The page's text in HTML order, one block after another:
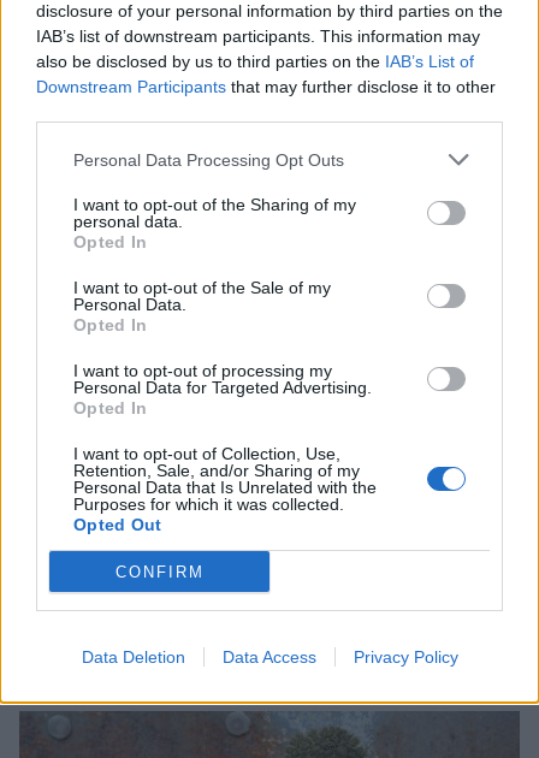
disclosure of your personal information by third parties on the
IAB’s list of downstream participants. This information may
also be disclosed by us to third parties on the IAB’s List of
Downstream Participants that may further disclose it to other
Personal Data Processing Opt Outs
I want to opt-out of the Sharing of my
personal data.
Opted In
I want to opt-out of the Sale of my
Personal Data.
Opted In
I want to opt-out of processing my
Personal Data for Targeted Advertising.
Opted In
I want to opt-out of Collection, Use,
Retention, Sale, and/or Sharing of my
Personal Data that Is Unrelated with the
Purposes for which it was collected.
Opted Out
CONFIRM
Data Deletion Data Access Privacy Policy
Σχετικά Άρθρα
Λακωνία: Ο Δημήτρης Μανιατάκος ακούει
αλλά δεν μιλάει – Θα είναι υποψήφιος
06/08/2026 13:10